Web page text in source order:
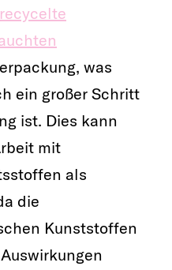
recycelte
was
ein großer Schritt
ist. Dies kann
mit
als
die
Kunststoffen